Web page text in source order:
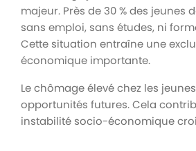
majeur. Près de 30 % des jeunes
sans emploi, sans études, ni
Cette situation entraîne une
économique importante.
Le chômage élevé chez les
opportunités futures. Cela
instabilité socio-économique